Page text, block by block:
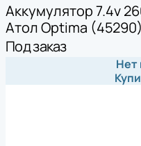
Аккумулятор 7.4v
Атол Optima (45290)
Под заказ
Нет